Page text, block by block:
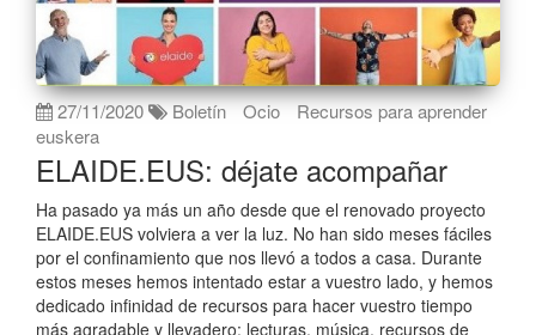
27/11/2020 Boletín Ocio
Recursos para aprender
euskera
ELAIDE.EUS: déjate acompañar
Ha pasado ya más un año desde que el renovado proyecto
ELAIDE.EUS volviera a ver la luz. No han sido meses fáciles
por el confinamiento que nos llevó a todos a casa. Durante
estos meses hemos intentado estar a vuestro lado, y hemos
dedicado infinidad de recursos para hacer vuestro tiempo
más agradable y llevadero: lecturas, música, recursos de